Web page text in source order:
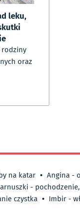
leku,
oraz
na katar • Angina -
-
czystka • Imbir -